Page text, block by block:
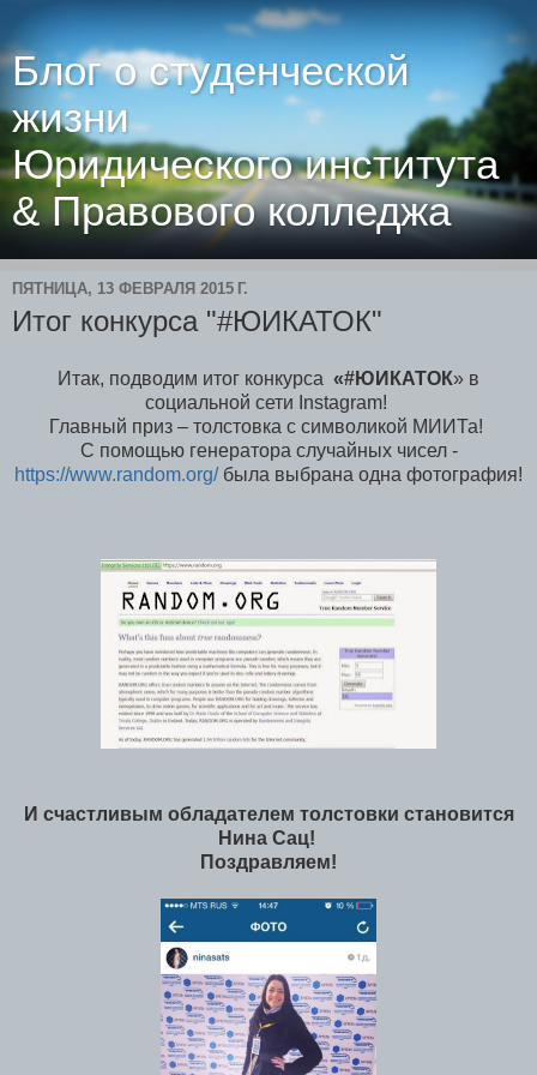
Блог о студенческой
жизни
Юридического института
& Правового колледжа
ПЯТНИЦА, 13 ФЕВРАЛЯ 2015 Г.
Итог конкурса "#ЮИКАТОК"
Итак, подводим итог конкурса «#ЮИКАТОК» в
социальной сети Instagram!
Главный приз – толстовка с символикой МИИТа!
С помощью генератора случайных чисел -
https://www.random.org/была выбрана одна фотография!
И счастливым обладателем толстовки становится
Нина Сац!
Поздравляем!